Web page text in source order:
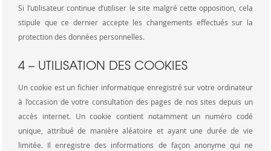
Si l’utilisateur continue d’utiliser le site malgré cette opposition, cela
stipule que ce dernier accepte les changements effectués sur la
protection des données personnelles.
4 – UTILISATION DES COOKIES
Un cookie est un fichier informatique enregistré sur votre ordinateur
à l’occasion de votre consultation des pages de nos sites depuis un
accès internet. Un cookie contient notamment un numéro codé
unique, attribué de manière aléatoire et ayant une durée de vie
limitée. Il enregistre des informations de façon anonyme qui ne